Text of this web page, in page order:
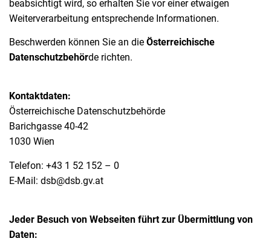
beabsichtigt wird, so erhalten Sie vor einer etwaigen
Weiterverarbeitung entsprechende Informationen.
Beschwerden können Sie an die Österreichische
Datenschutzbehörde richten.
Kontaktdaten:
Österreichische Datenschutzbehörde
Barichgasse 40-42
1030 Wien
Telefon: +43 1 52 152 – 0
E-Mail: dsb@dsb.gv.at
Jeder Besuch von Webseiten führt zur Übermittlung von
Daten: